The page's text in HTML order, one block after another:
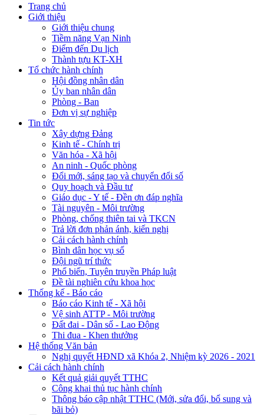
Trang chủ
Giới thiệu
Giới thiệu chung
Tiềm năng Vạn Ninh
Điểm đến Du lịch
Thành tựu KT-XH
Tổ chức hành chính
Hội đồng nhân dân
Ủy ban nhân dân
Phòng - Ban
Đơn vị sự nghiệp
Tin tức
Xây dựng Đảng
Kinh tế - Chính trị
Văn hóa - Xã hội
An ninh - Quốc phòng
Đổi mới, sáng tạo và chuyển đổi số
Quy hoạch và Đầu tư
Giáo dục - Y tế - Đền ơn đáp nghĩa
Tài nguyên - Môi trường
Phòng, chống thiên tai và TKCN
Trả lời đơn phản ánh, kiến nghị
Cải cách hành chính
Bình dân học vụ số
Đội ngũ trí thức
Phổ biến, Tuyên truyền Pháp luật
Đề tài nghiên cứu khoa học
Thống kế - Báo cáo
Báo cáo Kinh tế - Xã hội
Vệ sinh ATTP - Môi trường
Đất đai - Dân số - Lao Động
Thi đua - Khen thưởng
Hệ thống Văn bản
Nghị quyết HĐND xã Khóa 2, Nhiệm kỳ 2026 - 2021
Cải cách hành chính
Kết quả giải quyết TTHC
Công khai thủ tục hành chính
Thông báo cập nhật TTHC (Mới, sửa đổi, bổ sung và
bãi bỏ)